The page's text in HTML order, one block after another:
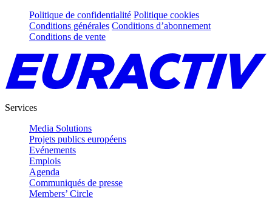
Politique de confidentialité Politique cookies
Conditions générales Conditions d’abonnement
Conditions de vente
Services
Media Solutions
Projets publics européens
Evénements
Emplois
Agenda
Communiqués de presse
Members’ Circle